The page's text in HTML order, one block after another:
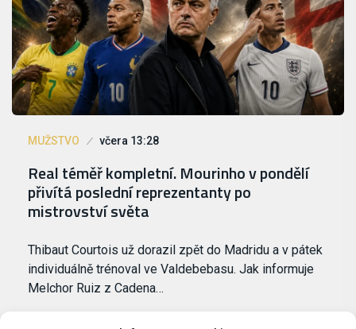
MUŽSTVO včera 13:28
Real téměř kompletní. Mourinho v pondělí
přivítá poslední reprezentanty po
mistrovství světa
Thibaut Courtois už dorazil zpět do Madridu a v pátek
individuálně trénoval ve Valdebebasu. Jak informuje
Melchor Ruiz z Cadena…